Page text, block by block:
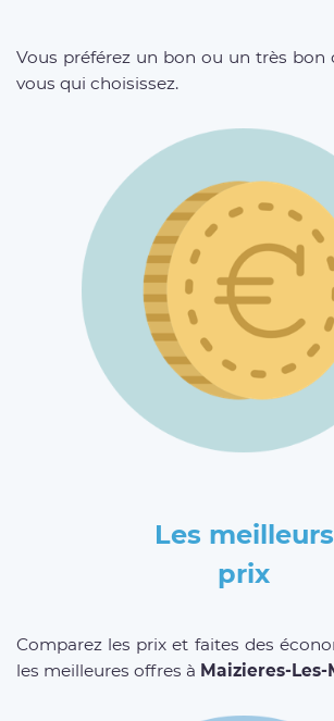
Vous préférez un bon ou un très bon
vous qui choisissez.
Les meilleurs
prix
Comparez les prix et faites des
les meilleures offres à Maizieres-Les-